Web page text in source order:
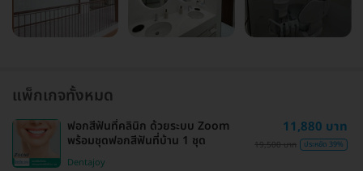
แพ็กเกจทั้งหมด
ฟอกสีฟันที่คลินิก ด้วยระบบ Zoom
พร้อมชุดฟอกสีฟันที่บ้าน 1 ชุด
Dentajoy
11,880 บาท
19,500 บาท ประหยัด 39%